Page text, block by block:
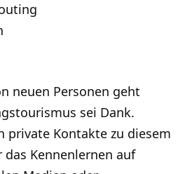
neuen Personen geht
sei Dank.
private Kontakte zu diesem
Kennenlernen auf